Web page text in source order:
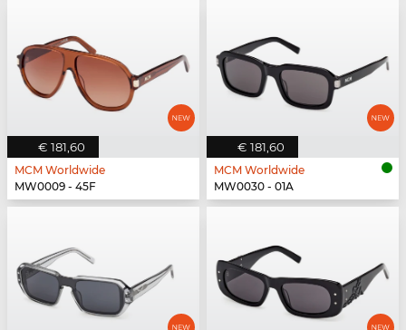
€ 181,60
MCM Worldwide
MW0009 - 45F
€ 181,60
MCM Worldwide
MW0030 - 01A